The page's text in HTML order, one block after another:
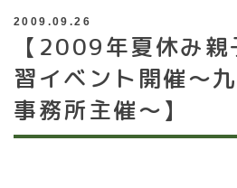
2009.09.26
【2009年夏休み
習イベント開催～
事務所主催～】